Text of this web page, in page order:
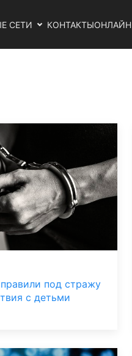
СЕТИ КОНТАКТЫОНЛАЙН
под стражу
с детьми